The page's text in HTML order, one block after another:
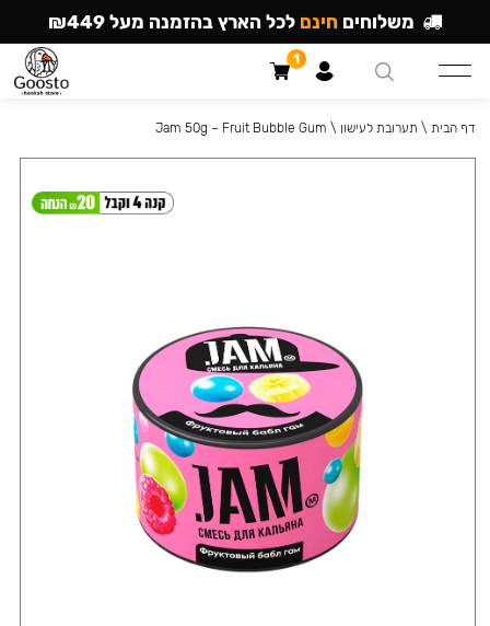
דף הבית \ תערובת לעישון \
Jam 50g – Fruit Bubble Gum
משלוחים חינם לכל הארץ בהזמנה מעל ₪449
1